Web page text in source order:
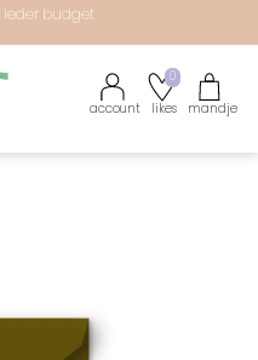
met onze illustraties
account likes
0
mandje